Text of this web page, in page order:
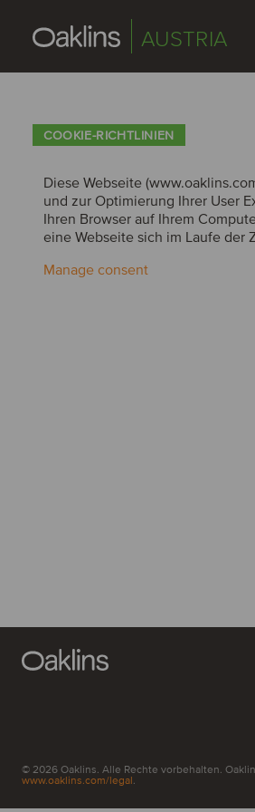
AUSTRIA
COOKIE-RICHTLINIEN
Diese Webseite
und zur Optimierung Ihrer User
Ihren Browser auf Ihrem
eine Webseite sich im Laufe der
Manage consent
© 2026 Oaklins. Alle Rechte vorbehalten.
www.oaklins.com/legal.